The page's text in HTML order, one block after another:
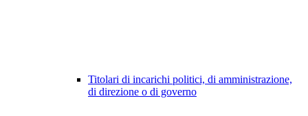
Titolari di incarichi politici, di amministrazione,
di direzione o di governo